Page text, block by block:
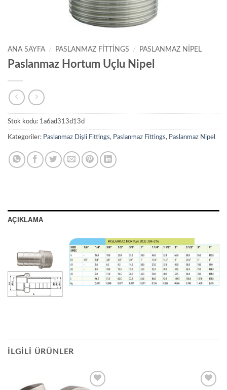
ANA SAYFA / PASLANMAZ FITTINGS / PASLANMAZ NIPEL
Paslanmaz Hortum Uçlu Nipel
Stok kodu: 1a6ad313d13d
Kategoriler: Paslanmaz Dişli Fittings, Paslanmaz Fittings, Paslanmaz Nipel
AÇIKLAMA
İLGILI ÜRÜNLER